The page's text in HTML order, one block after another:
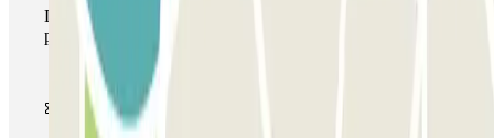
Durante tu estancia podrás entrar y salir una única vez al
parking